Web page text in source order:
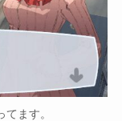
ます。